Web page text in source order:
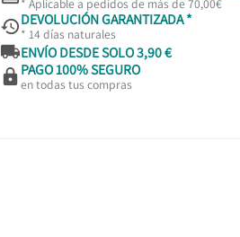
* Aplicable a pedidos de más de 70,00€
DEVOLUCIÓN GARANTIZADA *
* 14 días naturales
ENVÍO DESDE SOLO 3,90 €
 PAGO 100% SEGURO
en todas tus compras